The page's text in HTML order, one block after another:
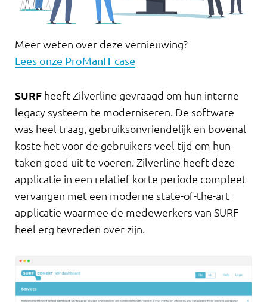
Meer weten over deze vernieuwing?
Lees onze ProManIT case
SURF heeft Zilverline gevraagd om hun interne
legacy systeem te moderniseren. De software
was heel traag, gebruiksonvriendelijk en bovenal
koste het voor de gebruikers veel tijd om hun
taken goed uit te voeren. Zilverline heeft deze
applicatie in een relatief korte periode compleet
vervangen met een moderne state-of-the-art
applicatie waarmee de medewerkers van SURF
heel erg tevreden over zijn.